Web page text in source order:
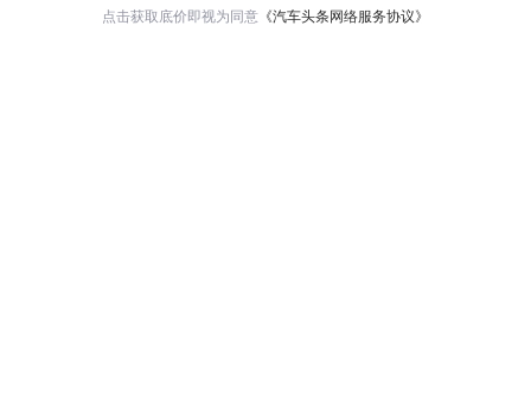
点击获取底价即视为同意 《汽车头条网络服务协议》